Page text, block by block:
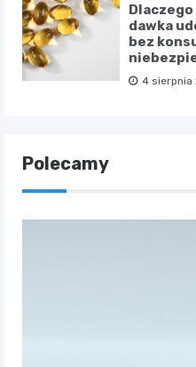
dawka
bez
4 sierpnia
Polecamy